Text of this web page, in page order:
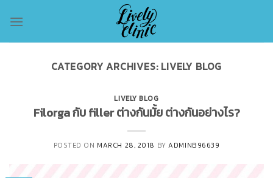
CATEGORY ARCHIVES: LIVELY BLOG
LIVELY BLOG
Filorga กับ filler ต่างกันมั้ย ต่างกันอย่างไร?
POSTED ON MARCH 28, 2018 BYADMINB96639